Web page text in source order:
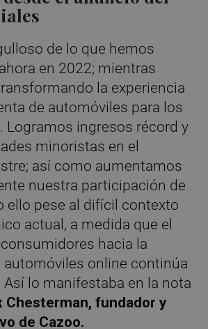
de lo que hemos
en 2022; mientras
la experiencia
de automóviles para los
Logramos ingresos récord y
minoristas en el
así como aumentamos
nuestra participación de
ello pese al difícil contexto
actual, a medida que el
hacia la
automóviles online continúa
Así lo manifestaba en la nota
Chesterman, fundador y
de Cazoo.